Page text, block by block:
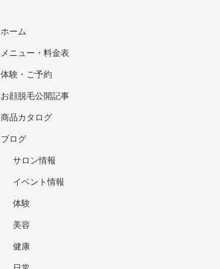
ホーム
メニュー・料金表
体験・ご予約
お顔脱毛公開記事
商品カタログ
ブログ
サロン情報
イベント情報
体験
美容
健康